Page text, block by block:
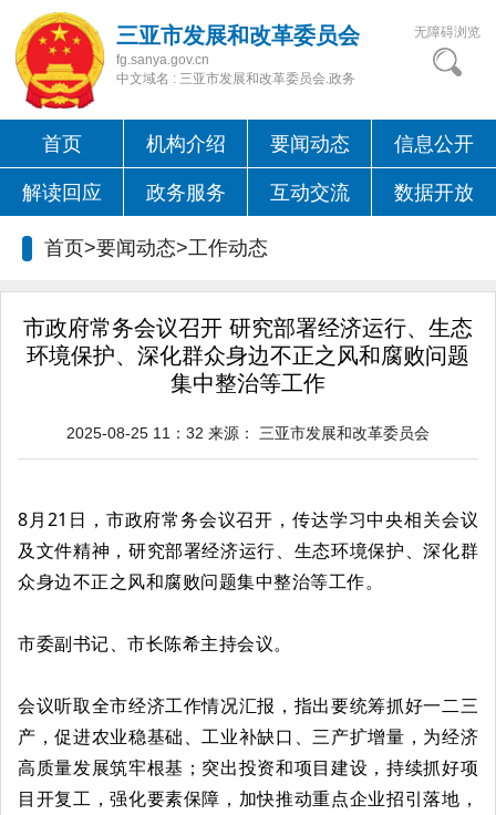
三亚市发展和改革委员会
fg.sanya.gov.cn
中文域名 : 三亚市发展和改革委员会.政务
无障碍浏览
首页 机构介绍 要闻动态 信息公开
解读回应 政务服务 互动交流 数据开放
首页>要闻动态>工作动态
市政府常务会议召开 研究部署经济运行、生态
环境保护、深化群众身边不正之风和腐败问题
集中整治等工作
2025-08-25 11：32 来源： 三亚市发展和改革委员会
8月21日，市政府常务会议召开，传达学习中央相关会议
及文件精神，研究部署经济运行、生态环境保护、深化群
众身边不正之风和腐败问题集中整治等工作。
市委副书记、市长陈希主持会议。
会议听取全市经济工作情况汇报，指出要统筹抓好一二三
产，促进农业稳基础、工业补缺口、三产扩增量，为经济
高质量发展筑牢根基；突出投资和项目建设，持续抓好项
目开复工，强化要素保障，加快推动重点企业招引落地，